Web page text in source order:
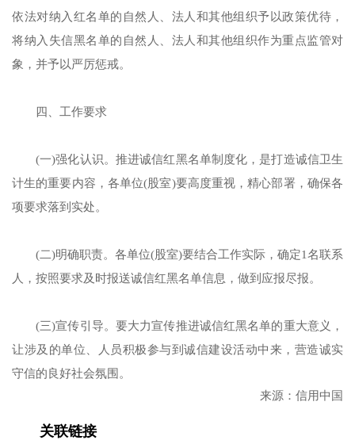
依法对纳入红名单的自然人、法人和其他组织予以政策优待，
将纳入失信黑名单的自然人、法人和其他组织作为重点监管对
象，并予以严厉惩戒。
四、工作要求
(一)强化认识。推进诚信红黑名单制度化，是打造诚信卫生
计生的重要内容，各单位(股室)要高度重视，精心部署，确保各
项要求落到实处。
(二)明确职责。各单位(股室)要结合工作实际，确定1名联系
人，按照要求及时报送诚信红黑名单信息，做到应报尽报。
(三)宣传引导。要大力宣传推进诚信红黑名单的重大意义，
让涉及的单位、人员积极参与到诚信建设活动中来，营造诚实
守信的良好社会氛围。
来源：信用中国
关联链接